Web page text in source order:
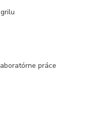
práce